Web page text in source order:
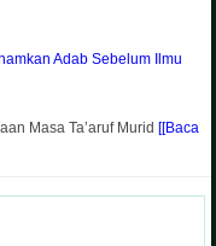
Adab Sebelum Ilmu
Masa Ta’aruf Murid[[Baca